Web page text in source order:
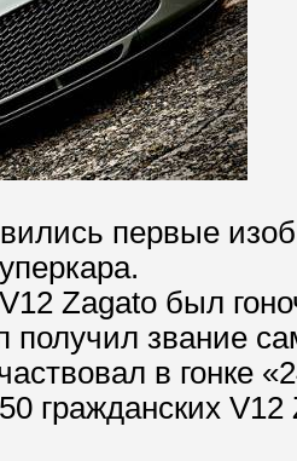
первые
Zagato был
получил звание
в гонке
гражданских